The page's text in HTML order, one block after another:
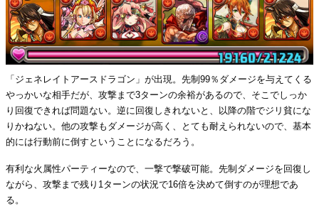
「ジェネレイトアースドラゴン」が出現。先制99％ダメージを与えてくる
やっかいな相手だが、攻撃まで3ターンの余裕があるので、そこでしっか
り回復できれば問題ない。逆に回復しきれないと、以降の階でジリ貧にな
りかねない。他の攻撃もダメージが高く、とても耐えられないので、基本
的には行動前に倒すということになるだろう。
有利な火属性パーティーなので、一撃で撃破可能。先制ダメージを回復し
ながら、攻撃まで残り1ターンの状況で16倍を決めて倒すのが理想であ
る。